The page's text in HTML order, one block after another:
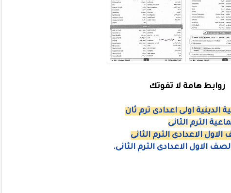
روابط هامة لا تفوتك
الدينية اولى اعدادى ترم ثان
الترم الثانى
الاعدادى الترم الثانى
الاول الاعدادى الترم الثانى.